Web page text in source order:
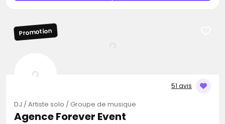
51 avis
Promotion
DJ / Artiste solo / Groupe de musique
Agence Forever Event